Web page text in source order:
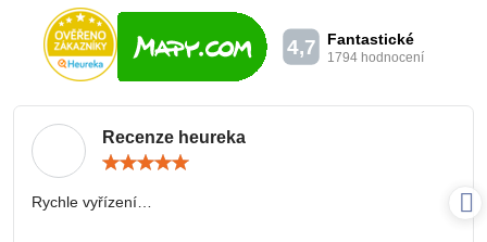
Recenze heureka
Rychle vyřízení…